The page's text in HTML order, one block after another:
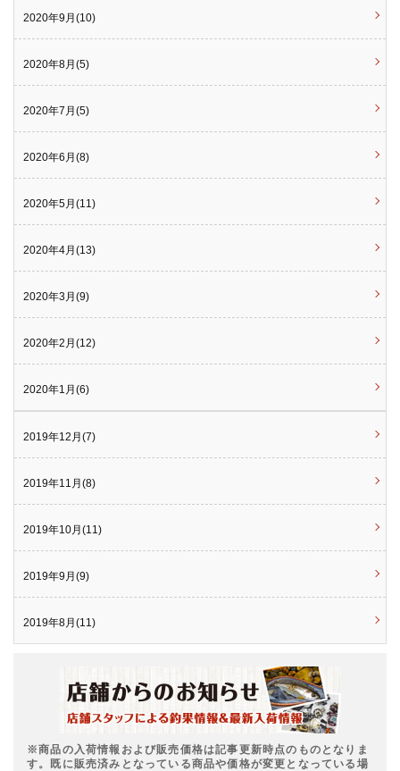
2020年9月(10)
2020年8月(5)
2020年7月(5)
2020年6月(8)
2020年5月(11)
2020年4月(13)
2020年3月(9)
2020年2月(12)
2020年1月(6)
2019年12月(7)
2019年11月(8)
2019年10月(11)
2019年9月(9)
2019年8月(11)
※商品の入荷情報および販売価格は記事更新時点のものとなりま
す。既に販売済みとなっている商品や価格が変更となっている場